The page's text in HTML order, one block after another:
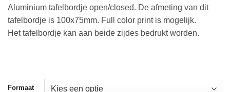
tot
€16.53
Aluminium tafelbordje open/closed. De afmeting van dit
tafelbordje is 100x75mm. Full color print is mogelijk.
Het tafelbordje kan aan beide zijdes bedrukt worden.
Formaat